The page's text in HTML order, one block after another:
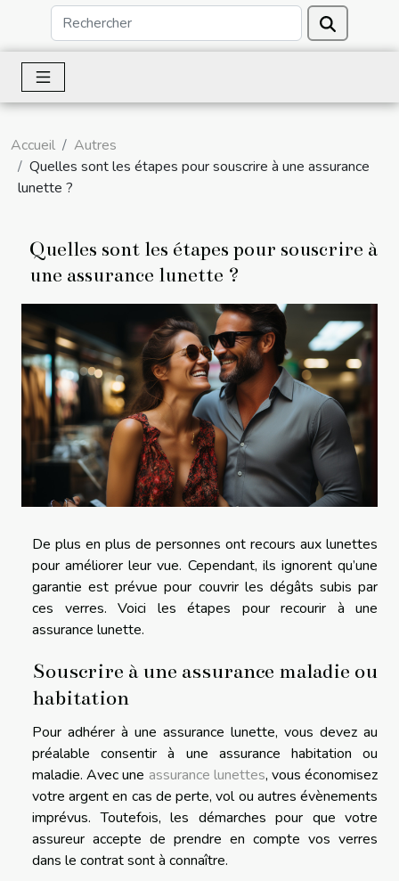
Accueil
Autres
Quelles sont les étapes pour souscrire à une assurance
lunette ?
Quelles sont les étapes pour souscrire à
une assurance lunette ?
De plus en plus de personnes ont recours aux lunettes
pour améliorer leur vue. Cependant, ils ignorent qu’une
garantie est prévue pour couvrir les dégâts subis par
ces verres. Voici les étapes pour recourir à une
assurance lunette.
Souscrire à une assurance maladie ou
habitation
Pour adhérer à une assurance lunette, vous devez au
préalable consentir à une assurance habitation ou
maladie. Avec une assurance lunettes, vous économisez
votre argent en cas de perte, vol ou autres évènements
imprévus. Toutefois, les démarches pour que votre
assureur accepte de prendre en compte vos verres
dans le contrat sont à connaître.